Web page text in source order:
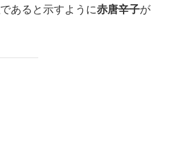
であると示すように赤唐辛子が